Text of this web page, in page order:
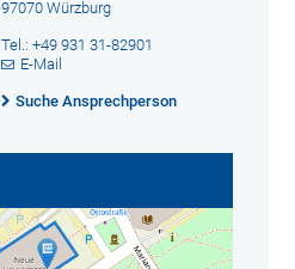
97070 Würzburg
Tel.: +49 931 31-82901
E-Mail
Suche Ansprechperson